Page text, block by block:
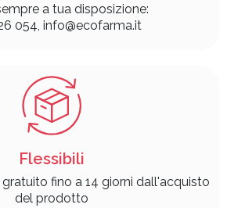
a tua disposizione:
054, info@ecofarma.it
Flessibili
fino a 14 giorni dall'acquisto
del prodotto